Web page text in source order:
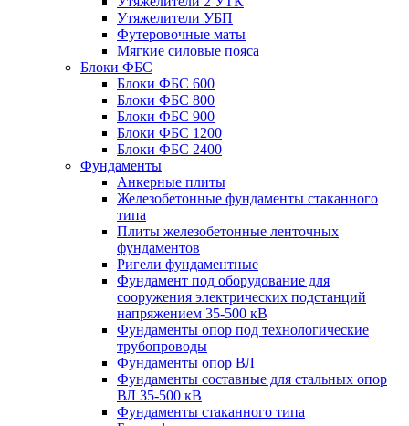
Утяжелители УБП
Футеровочные маты
Мягкие силовые пояса
Блоки ФБС
Блоки ФБС 600
Блоки ФБС 800
Блоки ФБС 900
Блоки ФБС 1200
Блоки ФБС 2400
Фундаменты
Анкерные плиты
Железобетонные фундаменты стаканного
типа
Плиты железобетонные ленточных
фундаментов
Ригели фундаментные
Фундамент под оборудование для
сооружения электрических подстанций
напряжением 35-500 кВ
Фундаменты опор под технологические
трубопроводы
Фундаменты опор ВЛ
Фундаменты составные для стальных опор
ВЛ 35-500 кВ
Фундаменты стаканного типа